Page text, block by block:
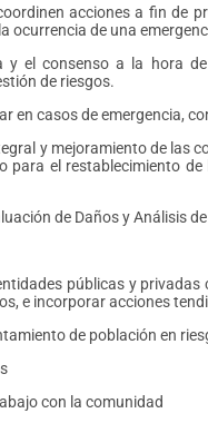
acciones a fin de
ocurrencia de una
y el consenso a la hora
de riesgos.
en casos de emergencia,
y mejoramiento de las
para el restablecimiento
de Daños y Análisis
públicas y
e incorporar acciones
de población en
con la comunidad